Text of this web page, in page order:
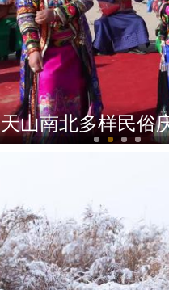
天山南北多样民俗